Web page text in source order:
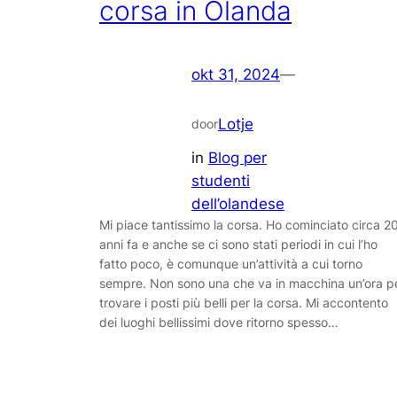
corsa in Olanda
okt 31, 2024—
doorLotje
in Blog per
studenti
dell’olandese
Mi piace tantissimo la corsa. Ho cominciato circa
anni fa e anche se ci sono stati periodi in cui l’ho
fatto poco, è comunque un’attività a cui torno
sempre. Non sono una che va in macchina un’ora
trovare i posti più belli per la corsa. Mi accontento
dei luoghi bellissimi dove ritorno spesso…